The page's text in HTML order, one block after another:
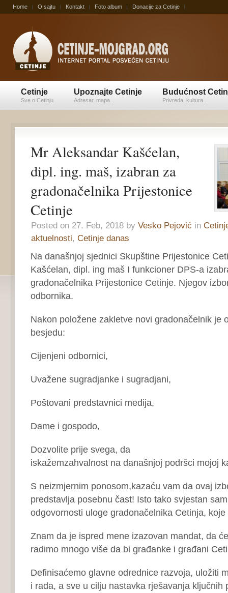
Home O sajtu Kontakt Foto album Donacije za Cetinje
Cetinje
Sve o Cetinju
Upoznajte Cetinje
Adresar, mapa...
Budućnost
Privreda, kultura...
Mr Aleksandar Kašćelan,
dipl. ing. maš, izabran za
gradonačelnika Prijestonice
Cetinje
Posted on 27. Feb, 2018 by Vesko Pejović in
aktuelnosti, Cetinje danas
Na današnjoj sjednici Skupštine Prijestonice
Kašćelan, dipl. ing maš I funkcioner DPS-a
gradonačelnika Prijestonice Cetinje. Njegov
odbornika.
Nakon položene zakletve novi gradonačelnik je
besjedu:
Cijenjeni odbornici,
Uvažene sugradjanke i sugradjani,
Poštovani predstavnici medija,
Dame i gospodo,
Dozvolite prije svega, da
iskažemzahvalnost na današnjoj podršci mojoj
S neizmjernim ponosom,kazaću vam da ovaj
predstavlja posebnu čast! Isto tako svjestan
odgovornosti uloge gradonačelnika Cetinja,
Znam da je ispred mene izazovan mandat, da
radimo mnogo više da bi građanke i građani
Definisaćemo glavne odrednice razvoja, uložiti
i rada, a sve u cilju nastavka rješavanja ključnih